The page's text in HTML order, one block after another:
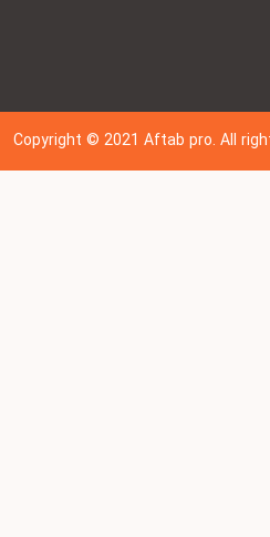
Copyright © 202 1Aftab pro. All